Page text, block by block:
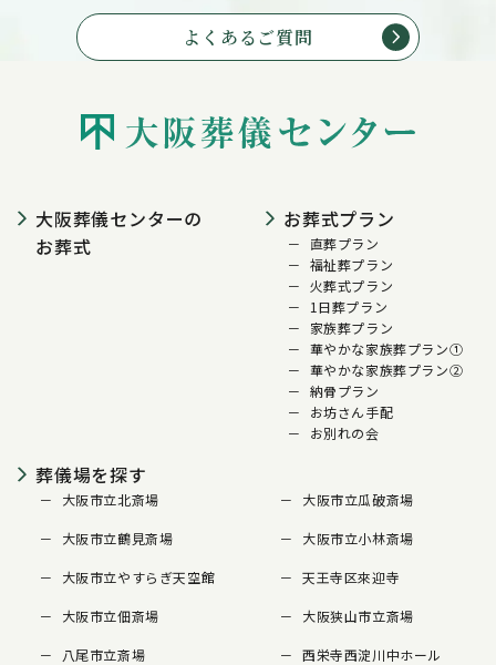
よくあるご質問
大阪葬儀センターの
お葬式
お葬式プラン
直葬プラン
福祉葬プラン
火葬式プラン
1日葬プラン
家族葬プラン
華やかな家族葬プラン①
華やかな家族葬プラン②
納骨プラン
お坊さん手配
お別れの会
葬儀場を探す
大阪市立北斎場 大阪市立瓜破斎場
大阪市立鶴見斎場 大阪市立小林斎場
大阪市立やすらぎ天空館 天王寺区來迎寺
大阪市立佃斎場 大阪狭山市立斎場
八尾市立斎場 西栄寺西淀川中ホール